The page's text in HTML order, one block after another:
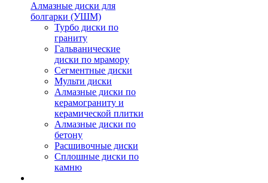
Алмазные диски для
болгарки (УШМ)
Турбо диски по
граниту
Гальванические
диски по мрамору
Сегментные диски
Мульти диски
Алмазные диски по
керамограниту и
керамической плитки
Алмазные диски по
бетону
Расшивочные диски
Сплошные диски по
камню